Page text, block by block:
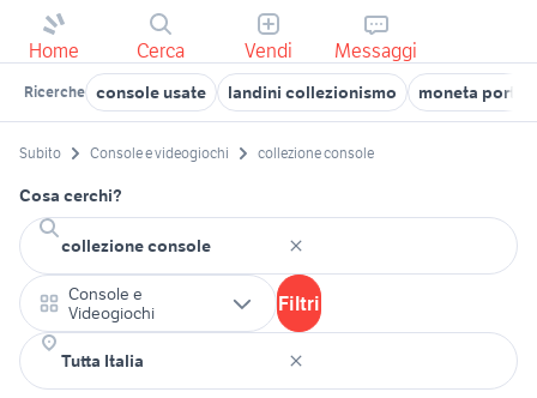
Home Cerca Vendi Messaggi
Ricerche console usate landini collezionismo moneta
Subito Console e videogiochi collezione console
Cosa cerchi?
Console e
Videogiochi
Filtri